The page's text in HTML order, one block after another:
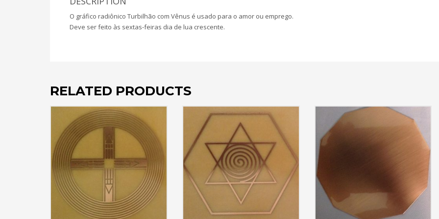
O gráfico radiônico Turbilhão com Vênus é usado para o amor ou emprego.
Deve ser feito às sextas-feiras dia de lua crescente.
RELATED PRODUCTS